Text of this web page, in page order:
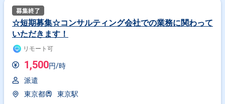
☆短期募集☆コンサルティング会社での業務に関わって
いただきます！
リモート可
1,500円/時
派遣
東京都
東京駅